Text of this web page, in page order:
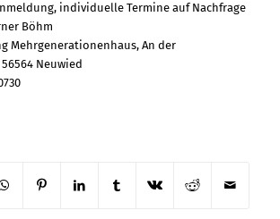
individuelle Termine auf Nachfrage
Böhm
Mehrgenerationenhaus, An der
Neuwied